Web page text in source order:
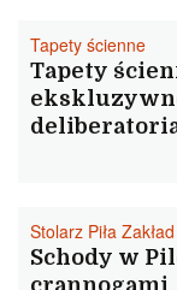
Tapety ścienne
Tapety
Stolarz Piła
Schody w
crannogami